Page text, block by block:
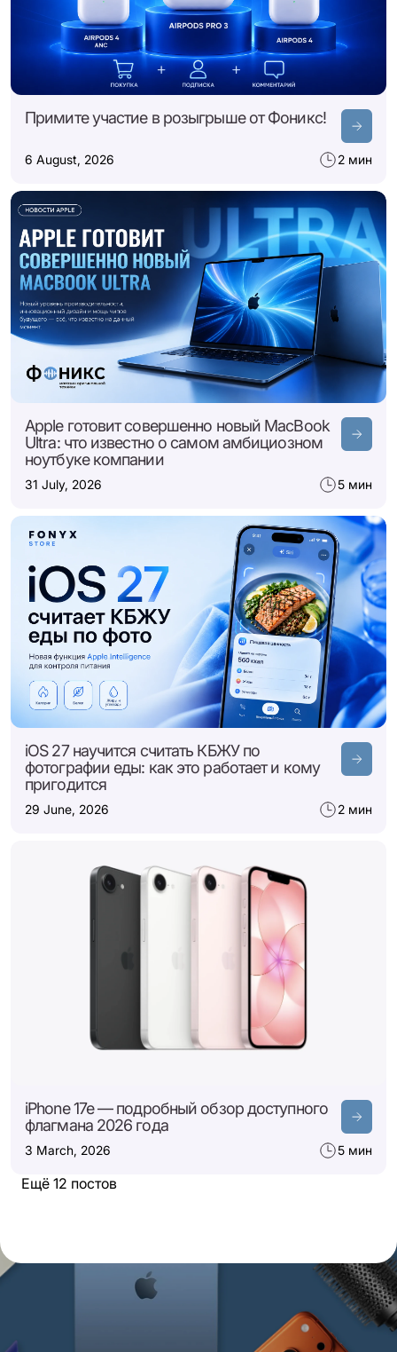
Примите участие в розыгрыше от Фоникс!
6 August, 2026 2 мин
Apple готовит совершенно новый MacBook
Ultra: что известно о самом амбициозном
ноутбуке компании
31 July, 2026 5 мин
iOS 27 научится считать КБЖУ по
фотографии еды: как это работает и кому
пригодится
29 June, 2026 2 мин
iPhone 17e — подробный обзор доступного
флагмана 2026 года
3 March, 2026 5 мин
Ещё 12 постов